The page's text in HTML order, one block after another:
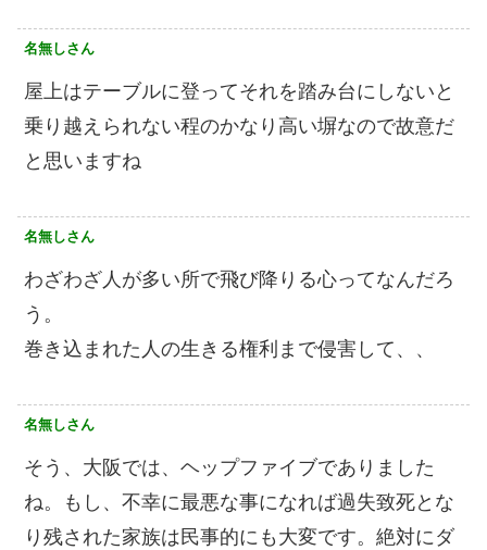
名無しさん
屋上はテーブルに登ってそれを踏み台にしないと
乗り越えられない程のかなり高い塀なので故意だ
と思いますね
名無しさん
わざわざ人が多い所で飛び降りる心ってなんだろ
う。
巻き込まれた人の生きる権利まで侵害して、、
名無しさん
そう、大阪では、ヘップファイブでありました
ね。もし、不幸に最悪な事になれば過失致死とな
り残された家族は民事的にも大変です。絶対にダ